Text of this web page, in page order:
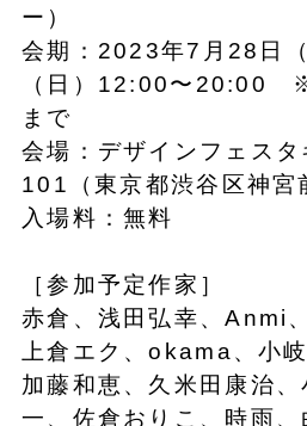
ー）
会期：2023年7月28日
（日）12:00〜20:00
まで
会場：デザインフェス
101（東京都渋谷区神宮
入場料：無料
［参加予定作家］
赤倉、浅田弘幸、Anmi
上倉エク、okama、小
加藤和恵、久米田康治
一、佐倉おりこ、時雨